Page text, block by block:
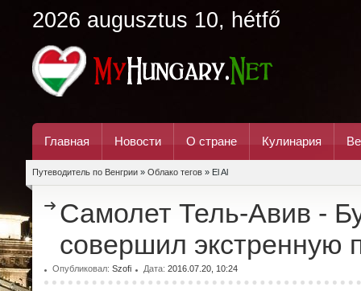
2026 augusztus 10, hétfő
Главная Новости О стране Кулинария
Путеводитель по Венгрии » Облако тегов » El Al
Самолет Тель-Авив -
совершил экстренную
Опубликовал: Szofi Дата: 2016.07.20, 10:24